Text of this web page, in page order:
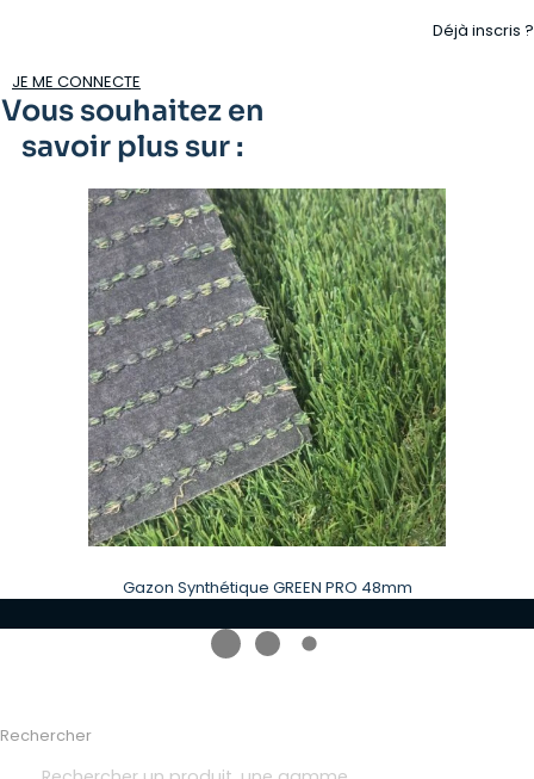
Déjà inscris ?
JE ME CONNECTE
Vous souhaitez en
savoir plus sur :
Gazon Synthétique GREEN PRO 48mm
Rechercher